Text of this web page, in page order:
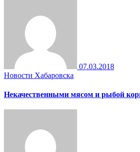
07.03.2018
Новости Хабаровска
Некачественными мясом и рыбой